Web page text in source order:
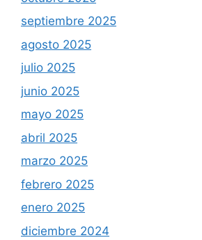
septiembre 2025
agosto 2025
julio 2025
junio 2025
mayo 2025
abril 2025
marzo 2025
febrero 2025
enero 2025
diciembre 2024